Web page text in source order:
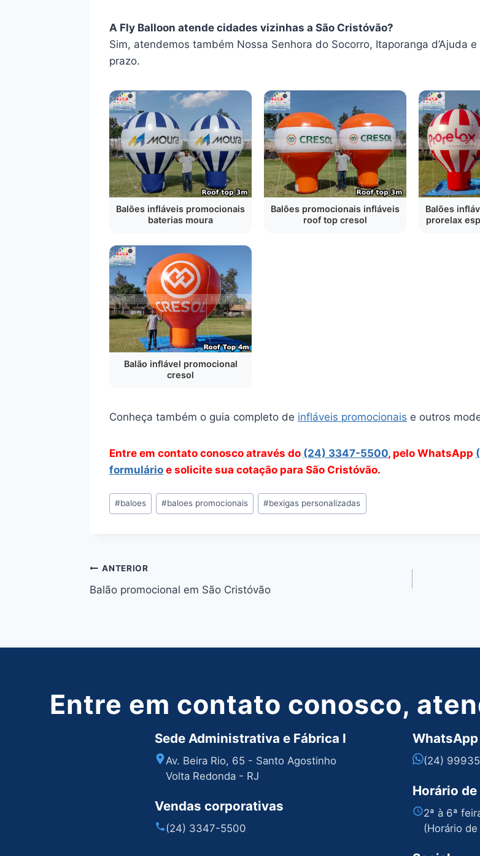
A Fly Balloon atende cidades vizinhas a São Cristóvão?
Sim, atendemos também Nossa Senhora do Socorro, Itaporanga d’Ajuda
prazo.
Balões infláveis promocionais
baterias moura
Balões promocionais infláveis
roof top cresol
Balões
prorelax
Balão inflável promocional
cresol
Conheça também o guia completo de infláveis promocionais e outros
Entre em contato conosco através do (24) 3347-5500, pelo WhatsApp
formulário e solicite sua cotação para São Cristóvão.
Tags
do
#baloes #baloes promocionais #bexigas personalizadas
Navegação
de
ANTERIOR
Balão promocional em São Cristóvão
Entre em contato conosco,
Sede Administrativa e Fábrica I
Av. Beira Rio, 65 - Santo Agostinho
Volta Redonda - RJ
Vendas corporativas
(24) 3347-5500
WhatsApp
(24)
Horário
2ª à 6ª
(Horário de